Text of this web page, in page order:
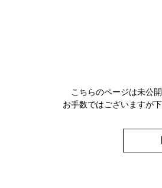
こちらのページは未公
お手数ではございますが